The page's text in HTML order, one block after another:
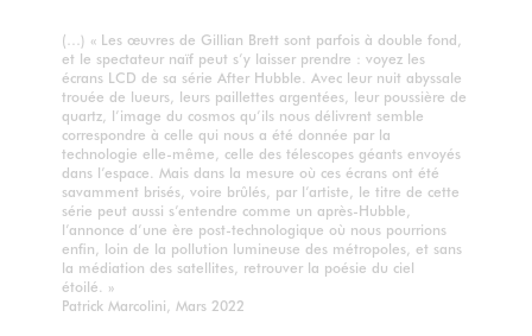
(…) « Les œuvres de Gillian Brett sont parfois à double fond,
et le spectateur naïf peut s’y laisser prendre : voyez les
écrans LCD de sa série After Hubble. Avec leur nuit abyssale
trouée de lueurs, leurs paillettes argentées, leur poussière de
quartz, l’image du cosmos qu’ils nous délivrent semble
correspondre à celle qui nous a été donnée par la
technologie elle-même, celle des télescopes géants envoyés
dans l’espace. Mais dans la mesure où ces écrans ont été
savamment brisés, voire brûlés, par l’artiste, le titre de cette
série peut aussi s’entendre comme un après-Hubble,
l’annonce d’une ère post-technologique où nous pourrions
enfin, loin de la pollution lumineuse des métropoles, et sans
la médiation des satellites, retrouver la poésie du ciel
étoilé. »
Patrick Marcolini, Mars 2022